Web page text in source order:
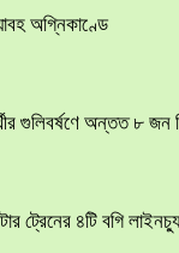
অগ্নিকাণ্ডে
গুলিবর্ষণে অন্তত ৮
ট্রেনের ৪টি বগি